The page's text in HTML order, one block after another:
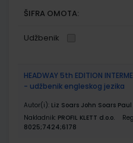
ŠIFRA OMOTA:
Udžbenik
HEADWAY 5th EDITION
- udžbenik engleskog jezika
Autor(i): Liz Soars John Soars
Nakladnik: PROFIL KLETT d.o.o.
8025;7424;6178